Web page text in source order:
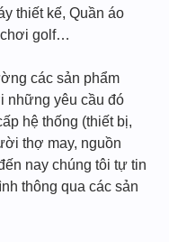
thiết kế, Quần áo
chơi golf…
các sản phẩm
những yêu cầu đó
hệ thống (thiết bị,
thợ may, nguồn
nay chúng tôi tự tin
thông qua các sản